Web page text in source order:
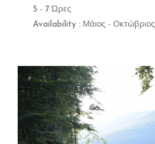
5 - 7 Ώρες
Availability : Μάιος - Οκτώβριος